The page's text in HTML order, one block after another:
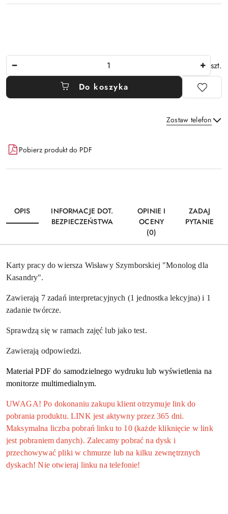
szt.
Do koszyka
Zostaw telefon
Dostępność
i
dostawa
Pobierz produkt do PDF
OPIS
INFORMACJE DOT.
BEZPIECZEŃSTWA
OPINIE I
OCENY
(0)
ZADAJ
PYTANIE
Karty pracy do wiersza Wisławy Szymborskiej "Monolog dla
Kasandry".
Zawierają 7 zadań interpretacyjnych (1 jednostka lekcyjna) i 1
zadanie twórcze.
Sprawdzą się w ramach zajęć lub jako test.
Zawierają odpowiedzi.
Materiał PDF do samodzielnego wydruku lub wyświetlenia na
monitorze multimedialnym.
UWAGA! Po dokonaniu zakupu klient otrzymuje link do
pobrania produktu. LINK jest aktywny przez 365 dni.
Maksymalna liczba pobrań linku to 10 (każde kliknięcie w link
jest pobraniem danych). Zalecamy pobrać na dysk i
przechowywać pliki w chmurze lub na kilku zewnętrznych
dyskach! Nie otwieraj linku na telefonie!